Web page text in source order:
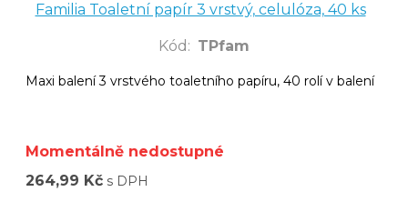
Familia Toaletní papír 3 vrstvý, celulóza, 40 ks
Kód : TPfam
Maxi balení 3 vrstvého toaletního papíru, 40 rolí v balení
Momentálně nedostupné
264,99 Kč s DPH